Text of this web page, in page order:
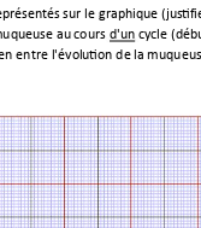
sur le graphique (justif
aucours d'un cycle
entre l'évolution de la